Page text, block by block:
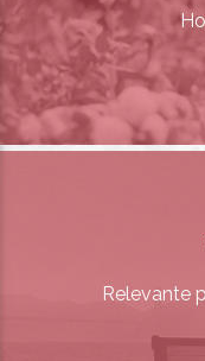
Relevante